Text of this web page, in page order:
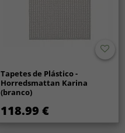
Tapetes de Plástico -
Horredsmattan Karina
(branco)
118.99 €